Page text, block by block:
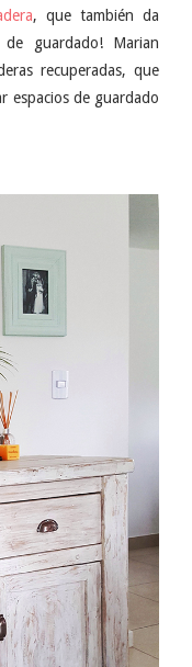
, que también da
guardado! Marian
recuperadas, que
espacios de guardado